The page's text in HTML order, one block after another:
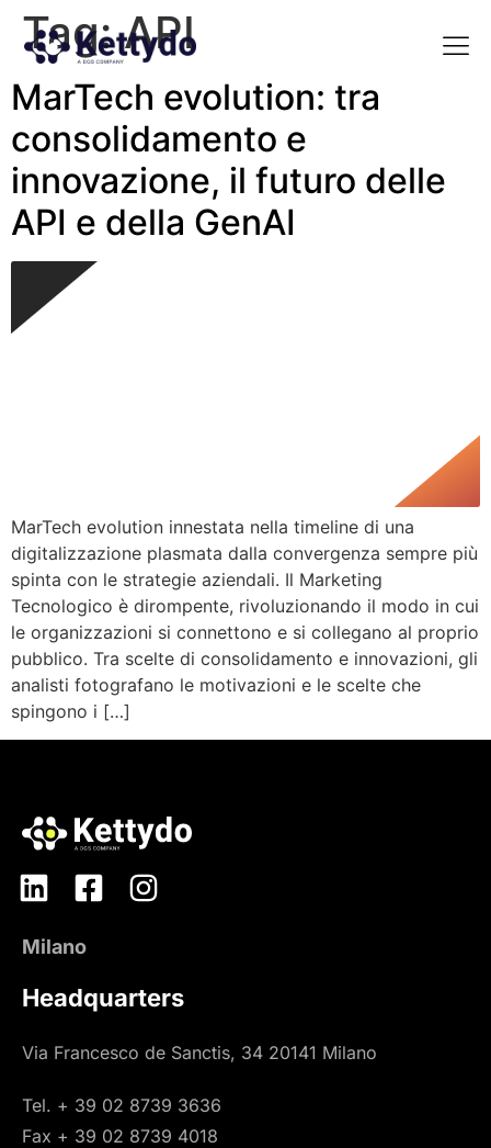
Tag:API
MarTech evolution: tra
consolidamento e
innovazione, il futuro delle
API e della GenAI
MarTech evolution innestata nella timeline di una
digitalizzazione plasmata dalla convergenza sempre più
spinta con le strategie aziendali. Il Marketing
Tecnologico è dirompente, rivoluzionando il modo in cui
le organizzazioni si connettono e si collegano al proprio
pubblico. Tra scelte di consolidamento e innovazioni, gli
analisti fotografano le motivazioni e le scelte che
spingono i […]
Milano
Headquarters
Via Francesco de Sanctis, 34 20141 Milano
Tel. + 39 02 8739 3636
Fax + 39 02 8739 4018